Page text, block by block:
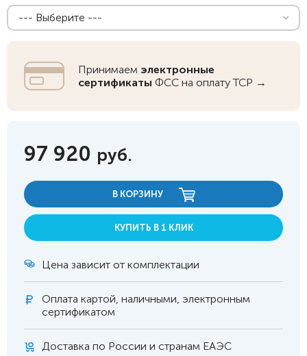
--- Выберите ---
Принимаем электронные
сертификаты ФСС на оплату ТСР →
97 920 руб.
В КОРЗИНУ
КУПИТЬ В 1 КЛИК
Цена зависит от комплектации
Оплата картой, наличными, электронным
сертификатом
Доставка по России и странам ЕАЭС